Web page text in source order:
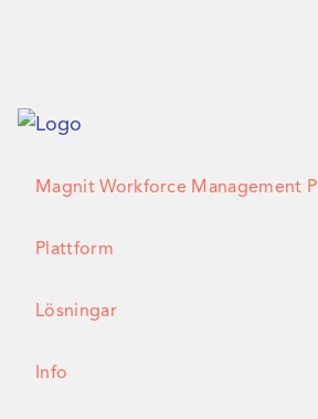
Magnit Workforce Management
Plattform
Lösningar
Info